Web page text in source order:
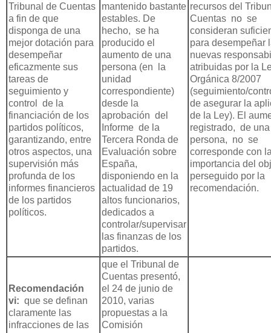
Tribunal de Cuentas
a fin de que
disponga de una
mejor dotación para
desempeñar
eficazmente sus
tareas de
seguimiento y
control de la
financiación de los
partidos políticos,
garantizando, entre
otros aspectos, una
supervisión más
profunda de los
informes financieros
de los partidos
políticos.
mantenido bastante
estables. De
hecho, se ha
producido el
aumento de una
persona (en la
unidad
correspondiente)
desde la
aprobación del
Informe de la
Tercera Ronda de
Evaluación sobre
España,
disponiendo en la
actualidad de 19
altos funcionarios,
dedicados a
controlar/supervisar
las finanzas de los
partidos.
recursos del
Cuentas no se
consideran
para desempeñar
nuevas
atribuidas por la
Orgánica 8/2007
(seguimiento/
de asegurar la
de la Ley). El
registrado, de una
persona, no se
corresponde con
importancia del
perseguido por la
recomendación.
Recomendación
vi: que se definan
claramente las
infracciones de las
que el Tribunal de
Cuentas presentó,
el 24 de junio de
2010, varias
propuestas a la
Comisión